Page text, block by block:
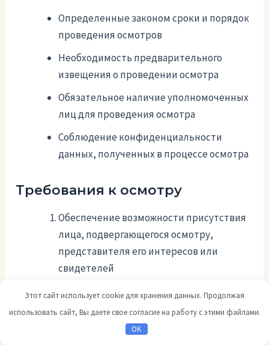
Определенные законом сроки и порядок
проведения осмотров
Необходимость предварительного
извещения о проведении осмотра
Обязательное наличие уполномоченных
лиц для проведения осмотра
Соблюдение конфиденциальности
данных, полученных в процессе осмотра
Требования к осмотру
Обеспечение возможности присутствия
лица, подвергающегося осмотру,
представителя его интересов или
свидетелей
Соблюдение норм законодательства при
обращении с документами и
Этот сайт использует cookie для хранения данных. Продолжая
использовать сайт, Вы даете свое согласие на работу с этими файлами.
OK